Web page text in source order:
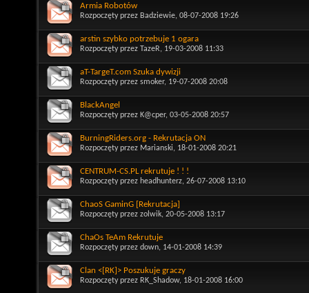
Armia Robotów
Rozpoczęty przez Badziewie, 08-07-2008 19:26
arstin szybko potrzebuje 1 ogara
Rozpoczęty przez TazeR, 19-03-2008 11:33
aT-TargeT.com Szuka dywizji
Rozpoczęty przez smoker, 19-07-2008 20:08
BlackAngel
Rozpoczęty przez K@cper, 03-05-2008 20:57
BurningRiders.org - Rekrutacja ON
Rozpoczęty przez Marianski, 18-01-2008 20:21
CENTRUM-CS.PL rekrutuje ! ! !
Rozpoczęty przez headhunterz, 26-07-2008 13:10
ChaoS GaminG [Rekrutacja]
Rozpoczęty przez zolwik, 20-05-2008 13:17
ChaOs TeAm Rekrutuje
Rozpoczęty przez down, 14-01-2008 14:39
Clan <[RK]> Poszukuje graczy
Rozpoczęty przez RK_Shadow, 18-01-2008 16:00